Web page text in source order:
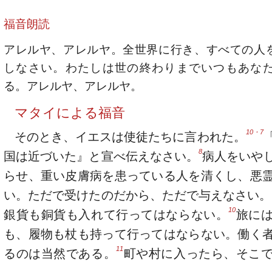
福音朗読
アレルヤ、アレルヤ。全世界に行き、すべての人
しなさい。わたしは世の終わりまでいつもあな
る。アレルヤ、アレルヤ。
マタイによる福音
そのとき、イエスは使徒たちに言われた。 10・7
国は近づいた』と宣べ伝えなさい。8病人をいや
らせ、重い皮膚病を患っている人を清くし、悪
い。ただで受けたのだから、ただで与えなさい。
銀貨も銅貨も入れて行ってはならない。10旅に
も、履物も杖も持って行ってはならない。働く
るのは当然である。11 町や村に入ったら、そこ